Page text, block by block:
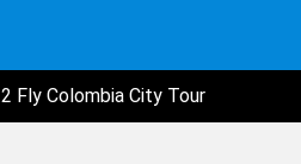
Fly Colombia City Tour